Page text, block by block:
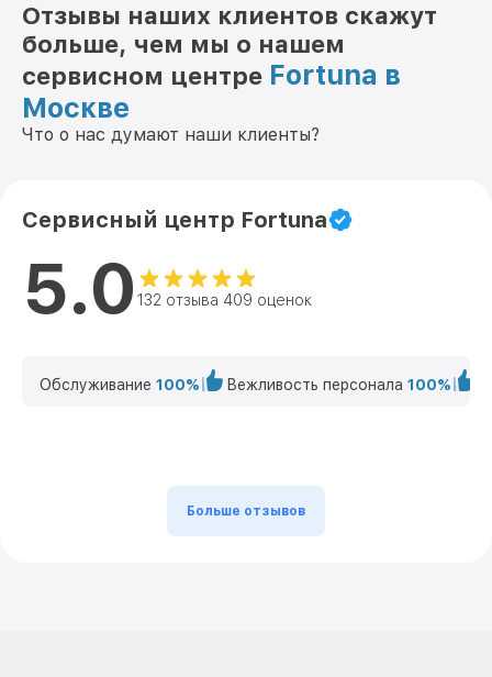
Отзывы наших клиентов скажут
больше, чем мы о нашем
сервисном центре Fortuna в
Москве
Что о нас думают наши клиенты?
Сервисный центр Fortuna
5.0 132 отзыва 409 оценок
Обслуживание 100% Вежливость персонала 100%
Больше отзывов